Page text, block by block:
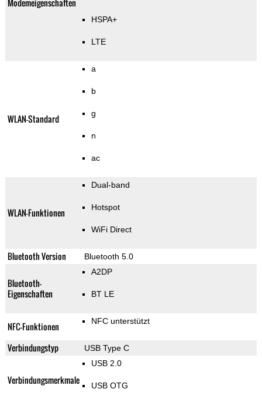
Modemeigenschaften
HSPA+
LTE
WLAN-Standard
a
b
g
n
ac
WLAN-Funktionen
Dual-band
Hotspot
WiFi Direct
Bluetooth Version Bluetooth 5.0
Bluetooth-
Eigenschaften
A2DP
BT LE
NFC-Funktionen NFC unterstützt
Verbindungstyp USB Type C
Verbindungsmerkmale
USB 2.0
USB OTG